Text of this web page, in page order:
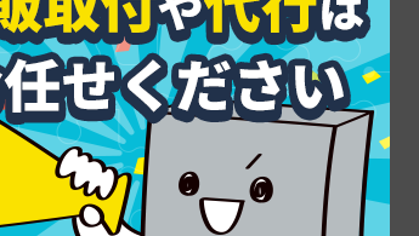
す失注分析テンプレート
営業力の強化
視点
と営業力ダウンの関係
ケティングの停滞を生む
場の判断基準と留意点